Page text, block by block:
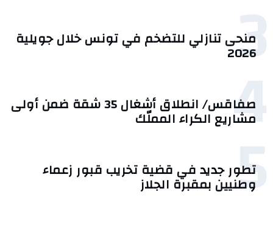
3 منحى تنازلي ‎للتضخم في تونس خلال جويلية
2026‎
4 صفاقس/ انطلاق أشغال 35 شقة ضمن أولى
مشاريع الكراء المملّك
5
تطور جديد في قضية تخريب قبور زعماء
وطنيين بمقبرة الجلاز